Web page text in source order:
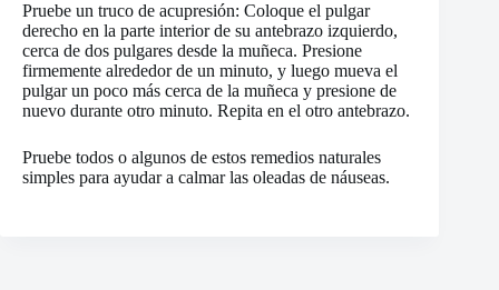
Pruebe un truco de acupresión: Coloque el pulgar
derecho en la parte interior de su antebrazo izquierdo,
cerca de dos pulgares desde la muñeca. Presione
firmemente alrededor de un minuto, y luego mueva el
pulgar un poco más cerca de la muñeca y presione de
nuevo durante otro minuto. Repita en el otro antebrazo.
Pruebe todos o algunos de estos remedios naturales
simples para ayudar a calmar las oleadas de náuseas.